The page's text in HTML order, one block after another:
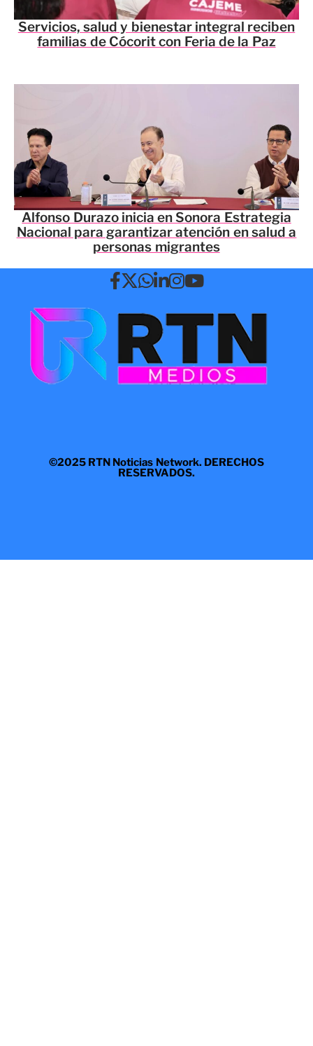
Servicios, salud y bienestar integral reciben
familias de Cócorit con Feria de la Paz
Alfonso Durazo inicia en Sonora Estrategia
Nacional para garantizar atención en salud a
personas migrantes
©2025 RTN Noticias Network. DERECHOS
RESERVADOS.